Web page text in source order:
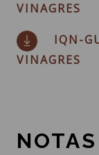
VINAGRES
IQN-
VINAGRES